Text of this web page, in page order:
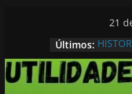
conteúdo
21
Últimos: